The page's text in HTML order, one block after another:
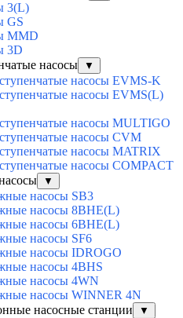
3(L)
GS
MMD
3D
насосы
▼
насосы EVMS-K
насосы EVMS(L)
насосы MULTIGO
насосы CVM
насосы MATRIX
насосы COMPACT
▼
насосы SB3
насосы 8BHE(L)
насосы 6BHE(L)
насосы SF6
насосы IDROGO
насосы 4BHS
насосы 4WN
насосы WINNER 4N
насосные станции
▼